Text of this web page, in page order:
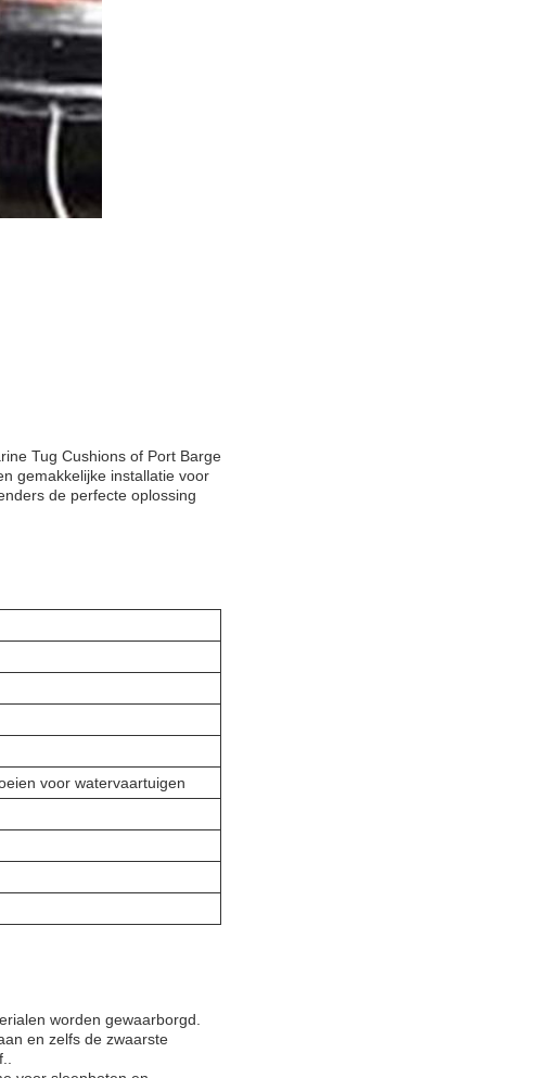
Tug Cushions of Port Barge
gemakkelijke installatie voor
de perfecte oplossing
voor watervaartuigen
worden gewaarborgd.
en zelfs de zwaarste